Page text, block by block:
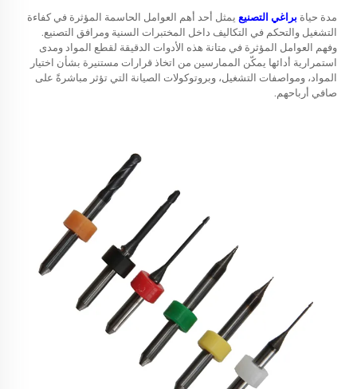
مدة حياة براغي التصنيع يمثل أحد أهم العوامل الحاسمة المؤثرة في كفاءة
التشغيل والتحكم في التكاليف داخل المختبرات السنية ومرافق التصنيع.
وفهم العوامل المؤثرة في متانة هذه الأدوات الدقيقة لقطع المواد ومدى
استمرارية أدائها يمكّن الممارسين من اتخاذ قرارات مستنيرة بشأن اختيار
المواد، ومواصفات التشغيل، وبروتوكولات الصيانة التي تؤثر مباشرةً على
صافي أرباحهم.